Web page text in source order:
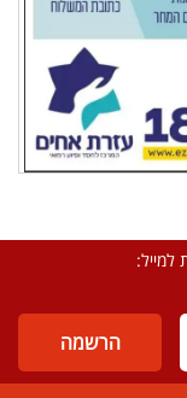
למייל: